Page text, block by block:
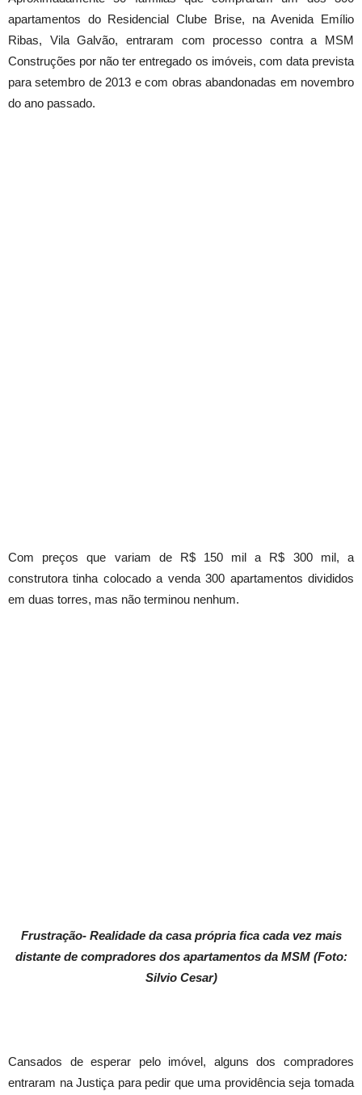
apartamentos do Residencial Clube Brise, na Avenida Emílio
Ribas, Vila Galvão, entraram com processo contra a MSM
Construções por não ter entregado os imóveis, com data prevista
para setembro de 2013 e com obras abandonadas em novembro
do ano passado.
Com preços que variam de R$ 150 mil a R$ 300 mil, a
construtora tinha colocado a venda 300 apartamentos divididos
em duas torres, mas não terminou nenhum.
Frustração- Realidade da casa própria fica cada vez mais
distante de compradores dos apartamentos da MSM (Foto:
Silvio Cesar)
Cansados de esperar pelo imóvel, alguns dos compradores
entraram na Justiça para pedir que uma providência seja tomada